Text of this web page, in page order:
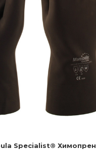
Specialist® Химопрен